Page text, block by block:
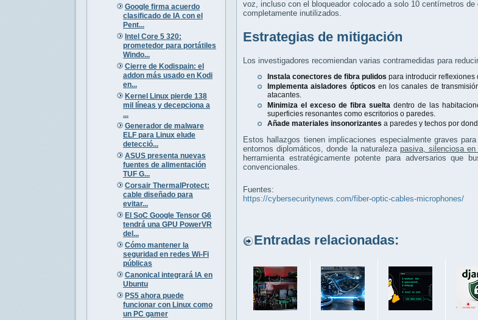
Google firma acuerdo
clasificado de IA con el
Pent...
Intel Core 5 320:
prometedor para portátiles
Windo...
Cierre de Kodispain: el
addon más usado en Kodi
en...
Kernel Linux pierde 138
mil líneas y decepciona a
...
Generador de malware
ELF para Linux elude
detecció...
ASUS presenta nuevas
fuentes de alimentación
TUF G...
Corsair ThermalProtect:
cable diseñado para
evitar...
El SoC Google Tensor G6
tendrá una GPU PowerVR
del...
Cómo mantener la
seguridad en redes Wi-Fi
públicas
Canonical integrará IA en
Ubuntu
PS5 ahora puede
funcionar con Linux como
un PC gamer
voz, incluso con el bloqueador colocado a solo 10 centímetros
completamente inutilizados.
Estrategias de mitigación
Los investigadores recomiendan varias contramedidas para
Instala conectores de fibra pulidos para introducir reflexiones
Implementa aisladores ópticos en los canales de
atacantes.
Minimiza el exceso de fibra suelta dentro de las
superficies resonantes como escritorios o paredes.
Añade materiales insonorizantes a paredes y techos por
Estos hallazgos tienen implicaciones especialmente graves
entornos diplomáticos, donde la naturaleza pasiva, silenciosa
herramienta estratégicamente potente para adversarios que
convencionales.
Fuentes:
https://cybersecuritynews.com/fiber-optic-cables-microphones/
Entradas relacionadas: